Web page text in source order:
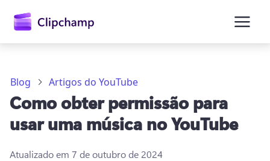
conteúdo
principal
Blog Artigos do YouTube
Como obter permissão para
usar uma música no YouTube
Atualizado em 7 de outubro de 2024